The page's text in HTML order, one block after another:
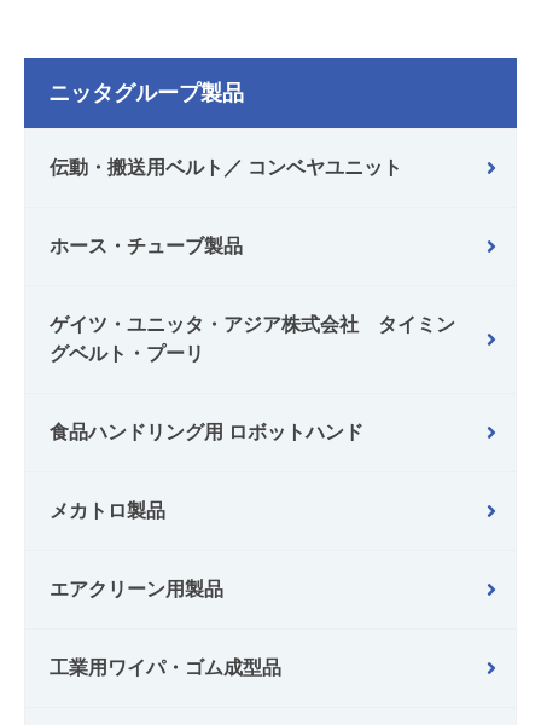
ニッタグループ製品
伝動・搬送用ベルト／ コンベヤユニット
ホース・チューブ製品
ゲイツ・ユニッタ・アジア株式会社 タイミン
グベルト・プーリ
食品ハンドリング用 ロボットハンド
メカトロ製品
エアクリーン用製品
工業用ワイパ・ゴム成型品